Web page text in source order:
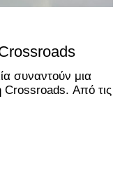
συναντούν μια
Crossroads. Από τις